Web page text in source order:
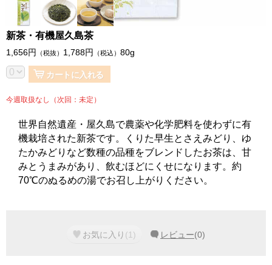
新茶・有機屋久島茶
1,656円 （税抜） 1,788円 （税込） 80g
カートに入れる
今週取扱なし（次回：未定）
世界自然遺産・屋久島で農薬や化学肥料を使わずに有
機栽培された新茶です。くりた早生とさえみどり、ゆ
たかみどりなど数種の品種をブレンドしたお茶は、甘
みとうまみがあり、飲むほどにくせになります。約
70℃のぬるめの湯でお召し上がりください。
お気に入り (1 ) レビュー(0)